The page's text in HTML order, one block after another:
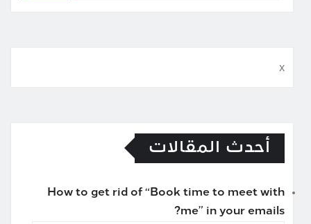
x
أحدث المقالات
How to get rid of “Book time to meet with
me” in your emails?